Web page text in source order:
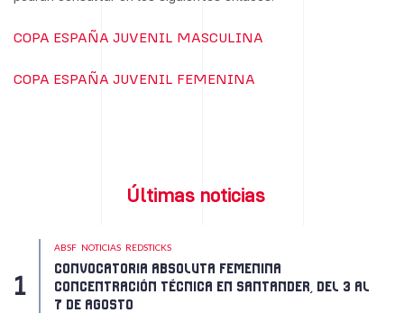
COPA ESPAÑA JUVENIL MASCULINA
COPA ESPAÑA JUVENIL FEMENINA
Últimas noticias
ABSF NOTICIAS REDSTICKS
CONVOCATORIA ABSOLUTA FEMENINA
CONCENTRACIÓN TÉCNICA EN SANTANDER, DEL 3 AL
7 DE AGOSTO